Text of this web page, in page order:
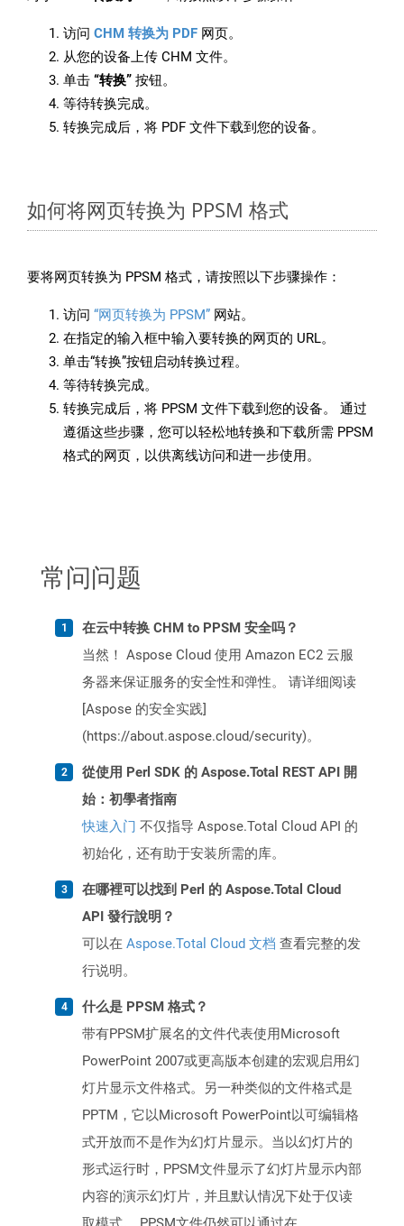
访问 CHM 转换为 PDF 网页。
从您的设备上传 CHM 文件。
单击 “转换” 按钮。
等待转换完成。
转换完成后，将 PDF 文件下载到您的设备。
如何将网页转换为 PPSM 格式
要将网页转换为 PPSM 格式，请按照以下步骤操作：
访问 “网页转换为 PPSM” 网站。
在指定的输入框中输入要转换的网页的 URL。
单击“转换”按钮启动转换过程。
等待转换完成。
转换完成后，将 PPSM 文件下载到您的设备。 通过
遵循这些步骤，您可以轻松地转换和下载所需 PPSM
格式的网页，以供离线访问和进一步使用。
常问问题
在云中转换 CHM to PPSM 安全吗？
当然！ Aspose Cloud 使用 Amazon EC2 云服
务器来保证服务的安全性和弹性。 请详细阅读
[Aspose 的安全实践]
(https://about.aspose.cloud/security)。
從使用 Perl SDK 的 Aspose.Total REST API 開
始：初學者指南
快速入门 不仅指导 Aspose.Total Cloud API 的
初始化，还有助于安装所需的库。
在哪裡可以找到 Perl 的 Aspose.Total Cloud
API 發行說明？
可以在 Aspose.Total Cloud 文档 查看完整的发
行说明。
什么是 PPSM 格式？
带有PPSM扩展名的文件代表使用Microsoft
PowerPoint 2007或更高版本创建的宏观启用幻
灯片显示文件格式。另一种类似的文件格式是
PPTM，它以Microsoft PowerPoint以可编辑格
式开放而不是作为幻灯片显示。当以幻灯片的
形式运行时，PPSM文件显示了幻灯片显示内部
内容的演示幻灯片，并且默认情况下处于仅读